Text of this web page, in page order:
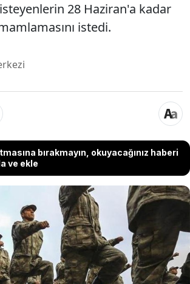
28 Haziran'a kadar
istedi.
bırakmayın, okuyacağınız haberi
ve ekle
Savunma Bakanlığı (MSB), bedelli
1 Temmuz'da zam geleceğini
mevcut bedel tutarından
isteyenlerin 28 Haziran'a kadar